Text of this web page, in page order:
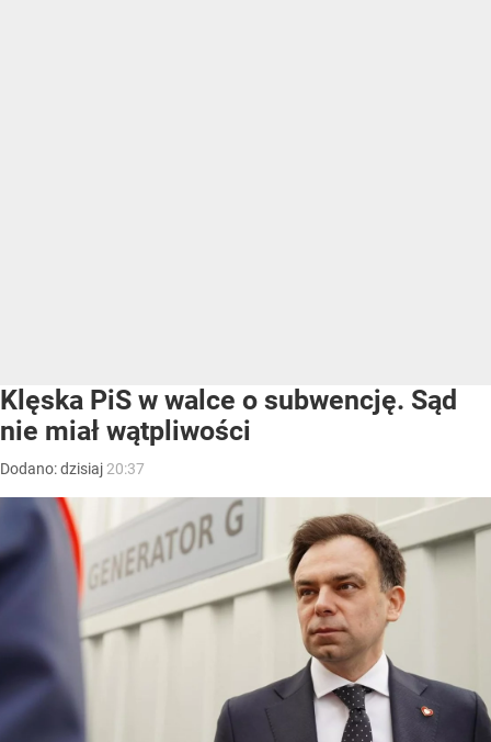
Klęska PiS w walce o subwencję. Sąd
nie miał wątpliwości
Dodano:dzisiaj 20:37